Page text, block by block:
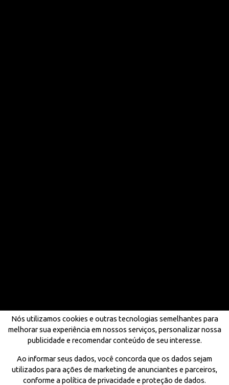
Nós utilizamos cookies e outras tecnologias semelhantes para
melhorar sua experiência em nossos serviços, personalizar nossa
publicidade e recomendar conteúdo de seu interesse.
Ao informar seus dados, você concorda que os dados sejam
utilizados para ações de marketing de anunciantes e parceiros,
conforme a política de privacidade e proteção de dados.